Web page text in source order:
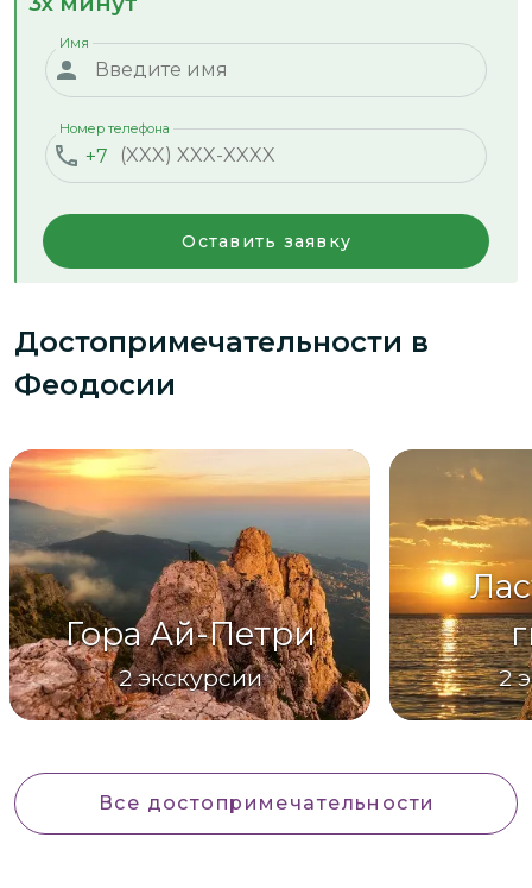
Имя
+7
Номер телефона
Оставить заявку
Достопримечательности в
Феодосии
Гора Ай-Петри
2 экскурсии 2
Все достопримечательности